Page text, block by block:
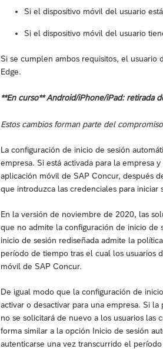
Si el dispositivo móvil del usuario
Si el dispositivo móvil del usuario
Si se cumplen ambos requisitos, el usuario
Edge.
**En curso** Android/iPhone/iPad: retirada
Estos cambios forman parte del
La configuración de inicio de sesión
empresa. Si está activada para la empresa
aplicación móvil de SAP Concur, después
que introduzca las credenciales para iniciar
En la versión de noviembre de 2020, las
que no admite la configuración de inicio de
inicio de sesión rediseñada admite la
período de tiempo tras el cual los usuarios
móvil de SAP Concur.
De igual modo que la configuración de
activar o desactivar para una empresa. Si
no se solicitará de nuevo a los usuarios
forma similar a la opción Inicio de sesión
autenticarse una vez transcurrido el